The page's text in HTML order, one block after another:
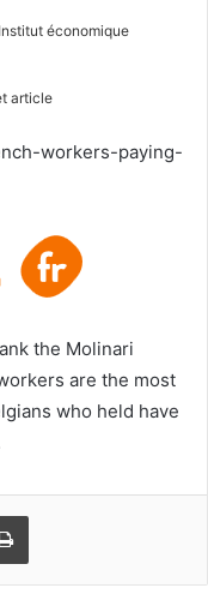
économique
article
workers-paying-
the Molinari
are the most
who held have
Imprimez